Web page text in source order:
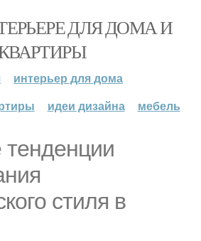
ДЛЯ ДОМА И
интерьер для дома
идеи дизайна мебель
стиля в